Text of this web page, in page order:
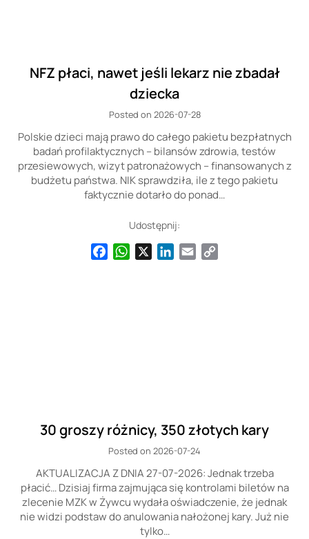
NFZ płaci, nawet jeśli lekarz nie zbadał
dziecka
Posted on 2026-07-28
Polskie dzieci mają prawo do całego pakietu bezpłatnych
badań profilaktycznych – bilansów zdrowia, testów
przesiewowych, wizyt patronażowych – finansowanych z
budżetu państwa. NIK sprawdziła, ile z tego pakietu
faktycznie dotarło do ponad…
Udostępnij:
FacebookWhatsAppLinkedIn
Email
30 groszy różnicy, 350 złotych kary
Posted on 2026-07-24
AKTUALIZACJA Z DNIA 27-07-2026: Jednak trzeba
płacić… Dzisiaj firma zajmująca się kontrolami biletów na
zlecenie MZK w Żywcu wydała oświadczenie, że jednak
nie widzi podstaw do anulowania nałożonej kary. Już nie
tylko…